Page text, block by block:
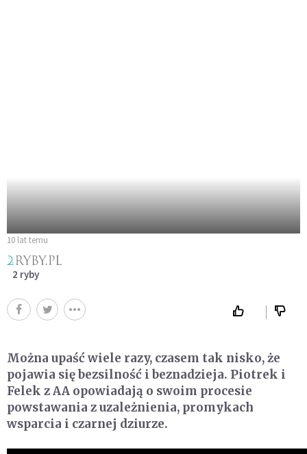
10 lat temu
2 ryby
Można upaść wiele razy, czasem tak nisko, że
pojawia się bezsilność i beznadzieja. Piotrek i
Felek z AA opowiadają o swoim procesie
powstawania z uzależnienia, promykach
wsparcia i czarnej dziurze.